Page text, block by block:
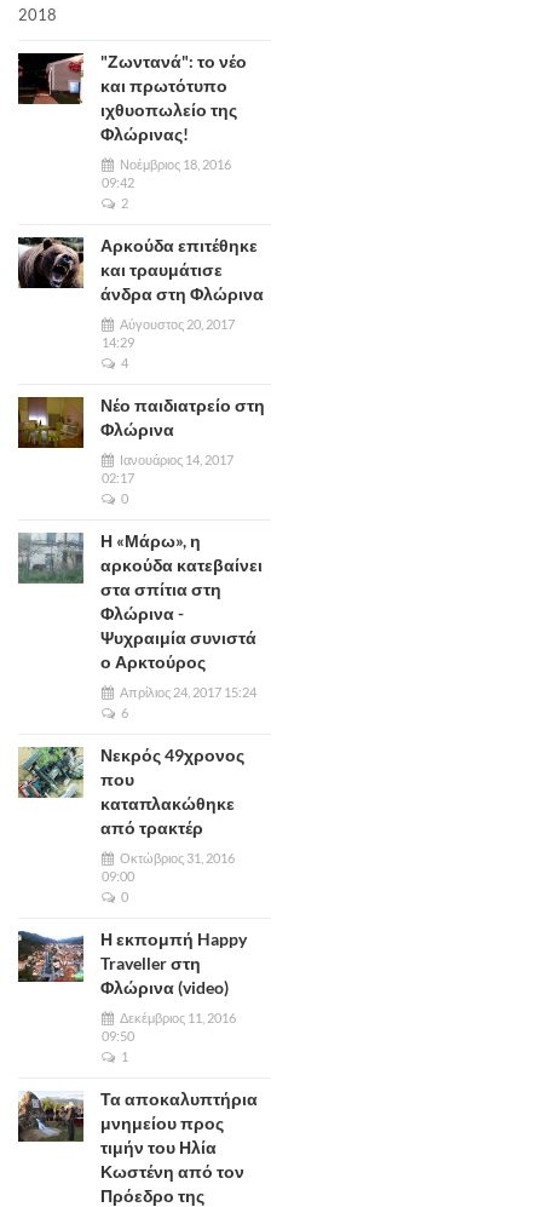
"Ζωντανά": το νέο
και πρωτότυπο
ιχθυοπωλείο της
Φλώρινας!
Νοέμβριος 18, 2016
09:42
2
Αρκούδα επιτέθηκε
και τραυμάτισε
άνδρα στη Φλώρινα
Αύγουστος 20, 2017
14:29
4
Νέο παιδιατρείο στη
Φλώρινα
Ιανουάριος 14, 2017
02:17
0
Η «Μάρω», η
αρκούδα κατεβαίνει
στα σπίτια στη
Φλώρινα -
Ψυχραιμία συνιστά
ο Αρκτούρος
Απρίλιος 24, 2017 15:24
6
Νεκρός 49χρονος
που
καταπλακώθηκε
από τρακτέρ
Οκτώβριος 31, 2016
09:00
0
Η εκπομπή Happy
Traveller στη
Φλώρινα (video)
Δεκέμβριος 11, 2016
09:50
1
Τα αποκαλυπτήρια
μνημείου προς
τιμήν του Ηλία
Κωστένη από τον
Πρόεδρο της